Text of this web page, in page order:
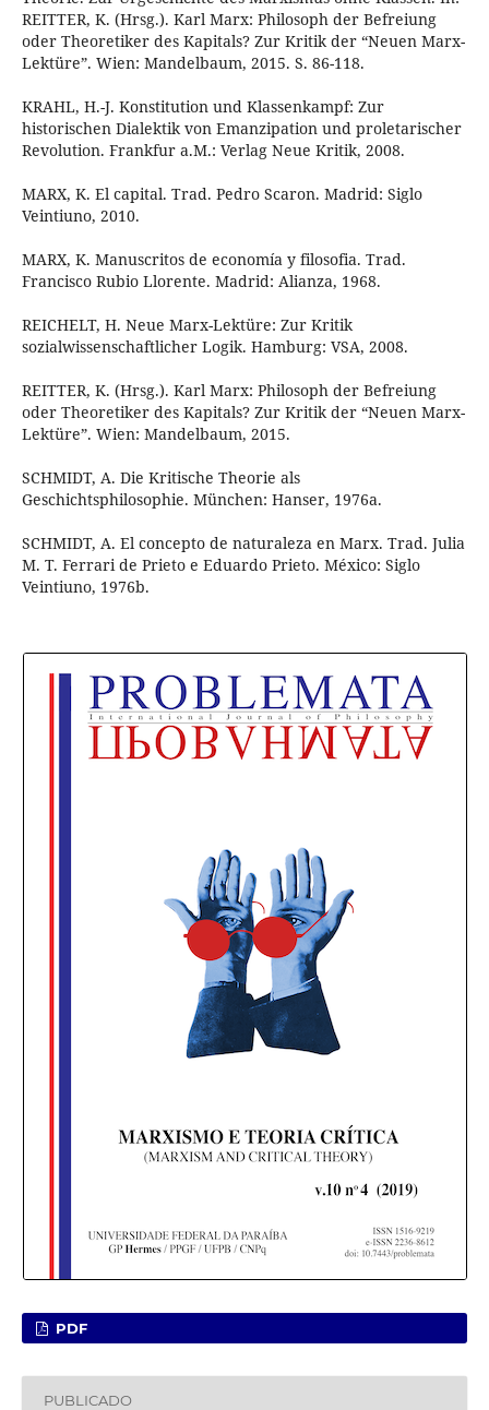
REITTER, K. (Hrsg.). Karl Marx: Philosoph der Befreiung
oder Theoretiker des Kapitals? Zur Kritik der “Neuen Marx-
Lektüre”. Wien: Mandelbaum, 2015. S. 86-118.
KRAHL, H.-J. Konstitution und Klassenkampf: Zur
historischen Dialektik von Emanzipation und proletarischer
Revolution. Frankfur a.M.: Verlag Neue Kritik, 2008.
MARX, K. El capital. Trad. Pedro Scaron. Madrid: Siglo
Veintiuno, 2010.
MARX, K. Manuscritos de economía y filosofia. Trad.
Francisco Rubio Llorente. Madrid: Alianza, 1968.
REICHELT, H. Neue Marx-Lektüre: Zur Kritik
sozialwissenschaftlicher Logik. Hamburg: VSA, 2008.
REITTER, K. (Hrsg.). Karl Marx: Philosoph der Befreiung
oder Theoretiker des Kapitals? Zur Kritik der “Neuen Marx-
Lektüre”. Wien: Mandelbaum, 2015.
SCHMIDT, A. Die Kritische Theorie als
Geschichtsphilosophie. München: Hanser, 1976a.
SCHMIDT, A. El concepto de naturaleza en Marx. Trad. Julia
M. T. Ferrari de Prieto e Eduardo Prieto. México: Siglo
Veintiuno, 1976b.
PDF
PUBLICADO